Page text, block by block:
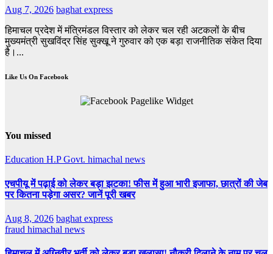
Aug 7, 2026 baghat express
हिमाचल प्रदेश में मंत्रिमंडल विस्तार को लेकर चल रही अटकलों के बीच
मुख्यमंत्री सुखविंद्र सिंह सुक्खू ने गुरुवार को एक बड़ा राजनीतिक संकेत दिया
है।...
Like Us On Facebook
You missed
Education H.P Govt. himachal news
एचपीयू में पढ़ाई को लेकर बड़ा झटका! फीस में हुआ भारी इजाफा, छात्रों की जेब
पर कितना पड़ेगा असर? जानें पूरी खबर
Aug 8, 2026 baghat express
fraud himachal news